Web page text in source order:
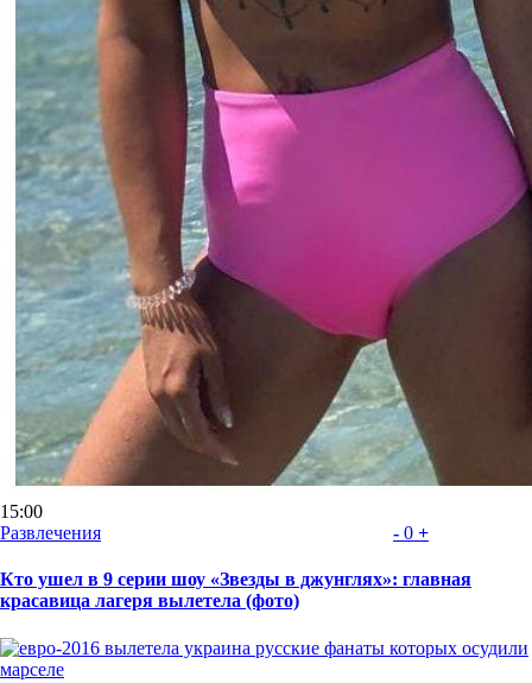
15:00
Развлечения
- 0 +
Кто ушел в 9 серии шоу «Звезды в джунглях»: главная
красавица лагеря вылетела (фото)